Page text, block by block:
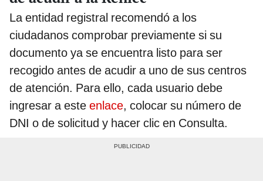
La entidad registral recomendó a los
ciudadanos comprobar previamente si su
documento ya se encuentra listo para ser
recogido antes de acudir a uno de sus centros
de atención. Para ello, cada usuario debe
ingresar a este enlace, colocar su número de
DNI o de solicitud y hacer clic en Consulta.